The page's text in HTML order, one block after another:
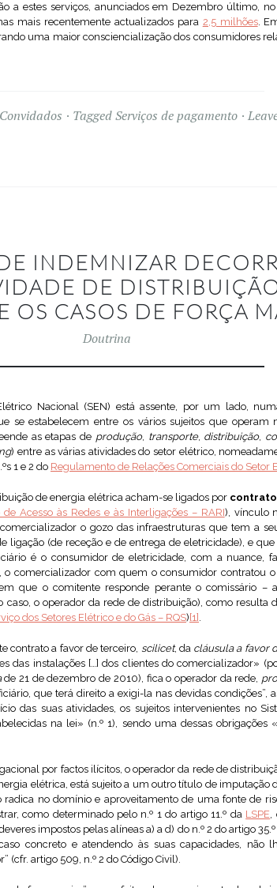
a estes serviços, anunciados em Dezembro último, no
mais recentemente actualizados para 2,5 milhões.
uma maior consciencialização dos consumidores
TaggedServiços de pagamento
INDEMNIZAR
DE
OS CASOS DE FORÇA
Doutrina
Nacional (SEN) está assente, por um lado,
se estabelecem entre os vários sujeitos que
as etapas de produção, transporte, distribuição,
) entre as várias atividades do setor elétrico,
1 e 2 do Regulamento de Relações Comerciais do Setor
de energia elétrica acham-se ligados por
Acesso às Redes e às Interligações – RARI), vínculo
o gozo das infraestruturas que tem a
ligação (de receção e de entrega de eletricidade), e
é o consumidor de eletricidade, com a nuance,
o comercializador com quem o consumidor contratou
que o comitente responde perante o comissário –
o operador da rede de distribuição), como resulta
dos Setores Elétrico e do Gás – RQS) [1] .
contrato a favor de terceiro, scilicet, da cláusula a favor
das instalações […] dos clientes do comercializador»
de 21 de dezembro de 2010), fica o operador da rede,
que terá direito a exigi-la nas devidas condições”,
das suas atividades, os sujeitos intervenientes no
na lei» (n.º 1), sendo uma dessas obrigações
por factos ilícitos, o operador da rede de
elétrica, está sujeito a um outro título de imputação
no domínio e aproveitamento de uma fonte de
como determinado pelo n.º 1 do artigo 11.º da LSPE,
impostos pelas alíneas a) a d) do n.º 2 do artigo
concreto e atendendo às suas capacidades, não
(cfr. artigo 509, n.º 2 do Código Civil).